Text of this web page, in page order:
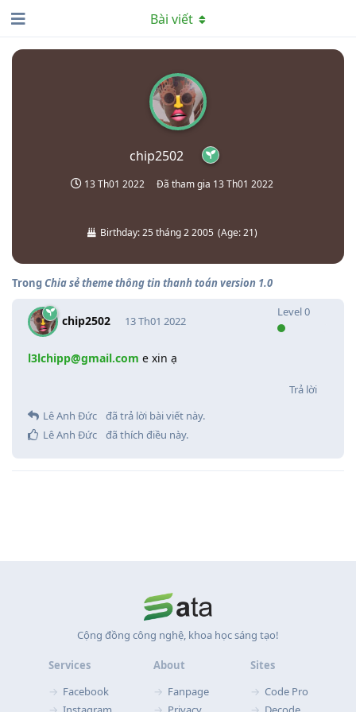
chip2502
13 Th01 2022 Đã tham gia 13 Th01 2022
Birthday:25 tháng 2 2005 (Age:21)
Bài viết
TrongChia sẻ theme thông tin thanh toán version 1.0
chip2502
Level0
13 Th01 2022
l3lchipp@gmail.com e xin ạ
Trả lời
Lê Anh Đức
đã trả lời bài viết này.
Lê Anh Đức
đã thích điều này.
Cộng đồng công nghệ, khoa học sáng tạo!
Services
Facebook
About
Fanpage
Sites
Code Pro